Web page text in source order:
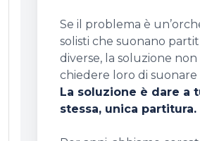
Se il problema è
solisti che suonano
diverse, la soluzione non
chiedere loro di
La soluzione è dare a
stessa, unica partitura.